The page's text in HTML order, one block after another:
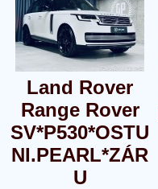
Land Rover
Range Rover
SV*P530*OSTU
NI.PEARL*ZÁR
U